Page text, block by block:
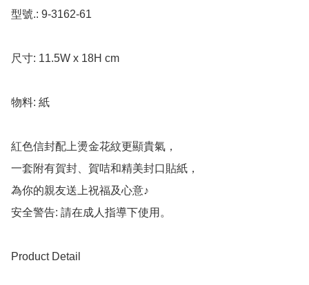
型號.: 9-3162-61
尺寸: 11.5W x 18H cm
物料: 紙
紅色信封配上燙金花紋更顯貴氣，
一套附有賀封、賀咭和精美封口貼紙，
為你的親友送上祝福及心意♪
安全警告: 請在成人指導下使用。
Product Detail